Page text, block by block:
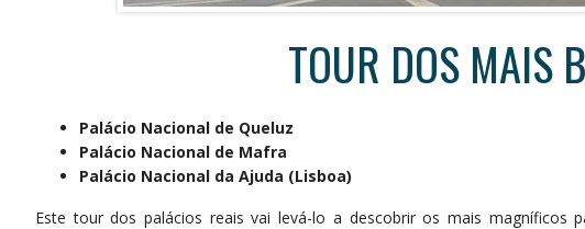
TOUR DOS MAIS
Palácio Nacional de Queluz
Palácio Nacional de Mafra
Palácio Nacional da Ajuda (Lisboa)
Este tour dos palácios reais vai levá-lo a descobrir os mais magníficos